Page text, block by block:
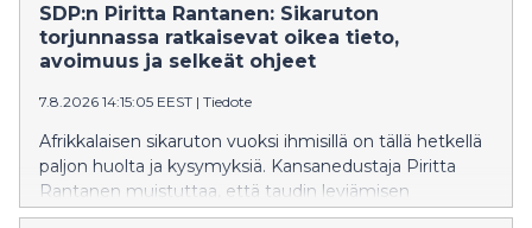
SDP:n Piritta Rantanen: Sikaruton
torjunnassa ratkaisevat oikea tieto,
avoimuus ja selkeät ohjeet
7.8.2026 14:15:05 EEST | Tiedote
Afrikkalaisen sikaruton vuoksi ihmisillä on tällä hetkellä
paljon huolta ja kysymyksiä. Kansanedustaja Piritta
Rantanen muistuttaa, että taudin leviämisen
estäminen onnistuu vain, jos ihmisillä on käytössään